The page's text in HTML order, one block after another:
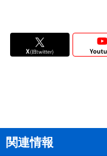
関連情報